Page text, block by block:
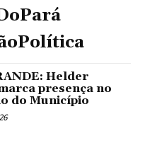
Helder
presença no
do Município